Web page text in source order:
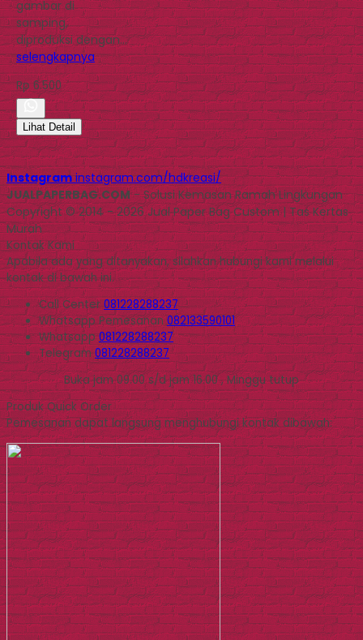
gambar di
samping,
diproduksi dengan…
selengkapnya
Rp 6.500
Lihat Detail
Instagram instagram.com/hdkreasi/
JUALPAPERBAG.COM- Solusi Kemasan Ramah Lingkungan
Copyright © 2014 - 2026 Jual Paper Bag Custom | Tas Kertas
Murah
Kontak Kami
Apabila ada yang ditanyakan, silahkan hubungi kami melalui
kontak di bawah ini.
Call Center081228288237
WhatsappPemesanan 082133590101
Whatsapp081228288237
Telegram081228288237
Buka jam 09.00 s/d jam 16.00 , Minggu tutup
Produk Quick Order
Pemesanan dapat langsung menghubungi kontak dibawah: